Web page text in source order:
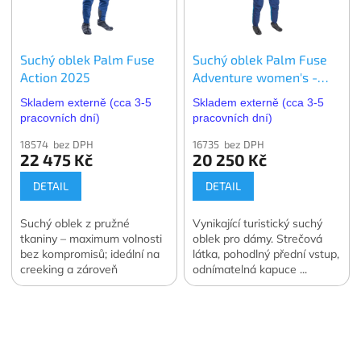
Suchý oblek Palm Fuse
Action 2025
Skladem externě (cca 3-5
pracovních dní)
18574 bez DPH
22 475 Kč
DETAIL
Suchý oblek z pružné
tkaniny – maximum volnosti
bez kompromisů; ideální na
creeking a zároveň
univerzální volba napříč
Suchý oblek Palm Fuse
Adventure women's -
Skladem externě (cca 3-5
pracovních dní)
16735 bez DPH
20 250 Kč
DETAIL
Vynikající turistický suchý
oblek pro dámy. Strečová
látka, pohodlný přední vstup,
odnímatelná kapuce ...
Pohodlí pro fanynky vodních